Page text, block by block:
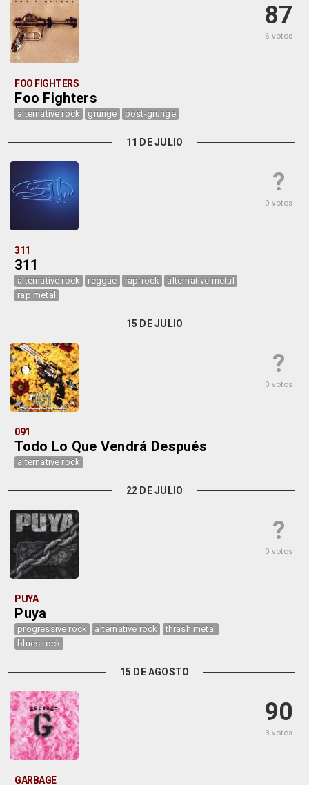
87
6 votos
FOO FIGHTERS
Foo Fighters
alternative rock grunge post-grunge
11 DE JULIO
?
0 votos
311
311
alternative rock reggae rap-rock
alternative metal
rap metal
15 DE JULIO
?
0 votos
091
Todo Lo Que Vendrá Después
alternative rock
22 DE JULIO
?
0 votos
PUYA
Puya
progressive rock alternative rock
thrash metal
blues rock
15 DE AGOSTO
90
3 votos
GARBAGE